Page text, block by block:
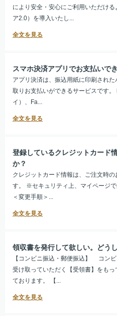
により安全・安心にご利用いただけ
ア2.0）を導入いたし...
スマホ決済アプリでお支払いで
アプリ決済は、振込用紙に印刷され
取りお支払いができるサービスです
イ）、Fa...
登録しているクレジットカード
か？
クレジットカード情報は、ご注文時
す。 ※セキュリティ上、マイページで
＜変更手順＞...
領収書を発行して欲しい。どう
【コンビニ振込・郵便振込】 コン
受け取っていただく【受領書】をも
ております。 【...